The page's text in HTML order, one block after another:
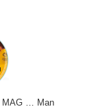
MAG … Man